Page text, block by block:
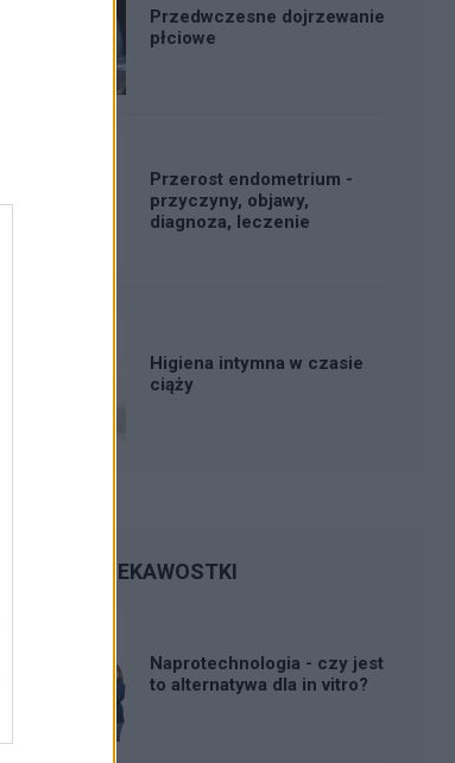
Przedwczesne dojrzewanie
płciowe
Przerost endometrium -
przyczyny, objawy,
diagnoza, leczenie
Higiena intymna w czasie
ciąży
CIEKAWOSTKI
Naprotechnologia - czy jest
to alternatywa dla in vitro?